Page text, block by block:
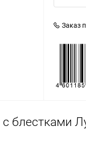
Заказ
блестками